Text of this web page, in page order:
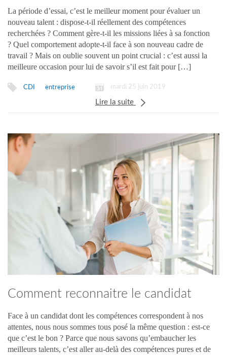
candidat ?
La période d’essai, c’est le meilleur moment pour évaluer un
nouveau talent : dispose-t-il réellement des compétences
recherchées ? Comment gère-t-il les missions liées à sa fonction
? Quel comportement adopte-t-il face à son nouveau cadre de
travail ? Mais on oublie souvent un point crucial : c’est aussi la
meilleure occasion pour lui de savoir s’il est fait pour […]
CDI entreprise mardi 25 juin 2019
Lire la suite
Comment reconnaitre le candidat
idéal ?
Face à un candidat dont les compétences correspondent à nos
attentes, nous nous sommes tous posé la même question : est-ce
que c’est le bon ? Parce que nous savons qu’embaucher les
meilleurs talents, c’est aller au-delà des compétences pures et de